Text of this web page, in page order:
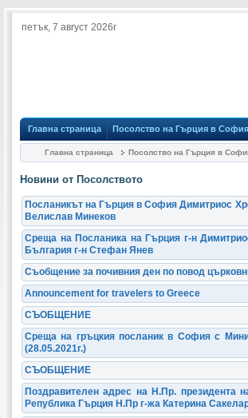
петък, 7 август 2026г
Главна страница Посолство на Гърция в София
Главна страница Посолство на Гърция в
Новини от Посолството
Посланикът на Гърция в София Димитриос
Велислав Минеков
Среща на Посланика на Гърция г-н
България г-н Стефан Янев
Съобщение за почивния ден по повод
Announcement for travelers to Greece
СЪОБЩЕНИЕ
Среща на гръцкия посланик в София с
(28.05.2021г.)
СЪОБЩЕНИЕ
Поздравителен адрес на Н.Пр. президента
Република Гърция Н.Пр г-жа Катерина